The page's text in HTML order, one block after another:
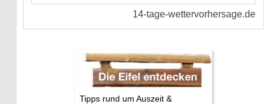
Tipps rund um Auszeit &